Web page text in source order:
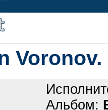
Альбом: